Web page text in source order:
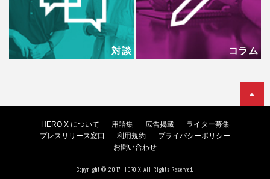
対談 コラム
HERO X について 用語集 広告掲載
ライター募集
プレスリリース窓口
利用規約
プライバシーポリシー
お問い合わせ
Copyright © 2017 HERO X All Rights Reserved.